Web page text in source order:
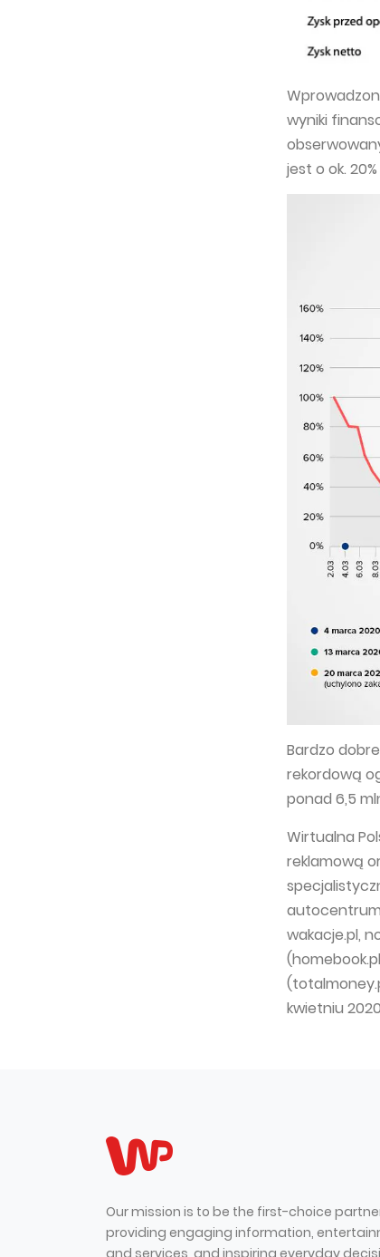
wyniki
jest o ok.
Bardzo
rekordową
ponad 6,5
Wirtualna
reklamową
wakacje.pl,
kwietniu
Our mission is to be the first-choice
providing engaging information,
and services, and inspiring everyday